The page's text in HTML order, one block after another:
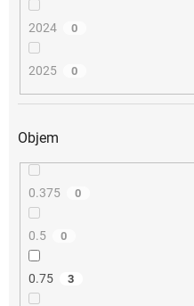
2024 0
2025 0
Objem
0.375 0
0.5 0
0.75 3